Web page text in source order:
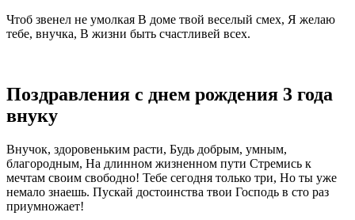
Чтоб звенел не умолкая В доме твой веселый смех, Я желаю
тебе, внучка, В жизни быть счастливей всех.
Поздравления с днем рождения 3 года
внуку
Внучок, здоровеньким расти, Будь добрым, умным,
благородным, На длинном жизненном пути Стремись к
мечтам своим свободно! Тебе сегодня только три, Но ты уже
немало знаешь. Пускай достоинства твои Господь в сто раз
приумножает!